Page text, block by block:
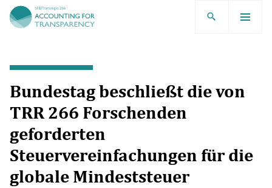
TRR266
Bundestag beschließt die von
TRR 266 Forschenden
geforderten
Steuervereinfachungen für die
globale Mindeststeuer